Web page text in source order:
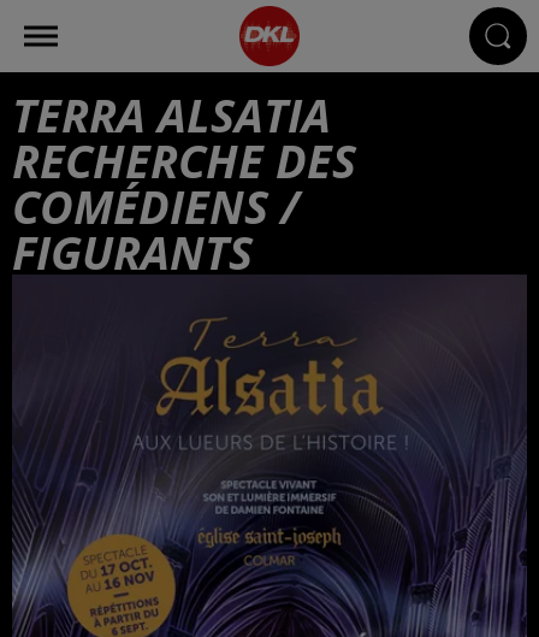
TERRA ALSATIA
RECHERCHE DES
COMÉDIENS /
FIGURANTS